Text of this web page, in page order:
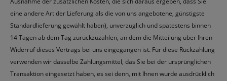
eine andere Art der Lieferung als die von uns angebotene, günstigste
Standardlieferung gewählt haben), unverzüglich und spätestens binnen
14 Tagen ab dem Tag zurückzuzahlen, an dem die Mitteilung über Ihren
Widerruf dieses Vertrags bei uns eingegangen ist. Für diese Rückzahlung
verwenden wir dasselbe Zahlungsmittel, das Sie bei der ursprünglichen
Transaktion eingesetzt haben, es sei denn, mit Ihnen wurde ausdrücklich